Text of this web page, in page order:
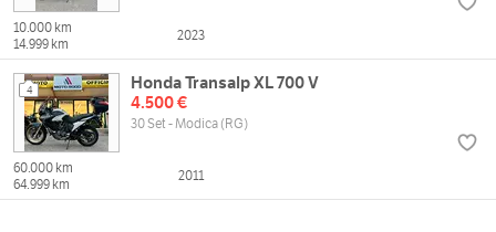
10.000 km
14.999 km
2023
4
Honda Transalp XL 700 V
4.500 €
30 Set - Modica (RG)
60.000 km
64.999 km
2011